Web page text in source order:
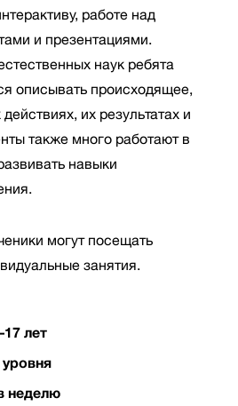
работе над
и презентациями.
наук ребята
описывать происходящее,
их результатах и
также много работают в
навыки
могут посещать
занятия.
лет
неделю